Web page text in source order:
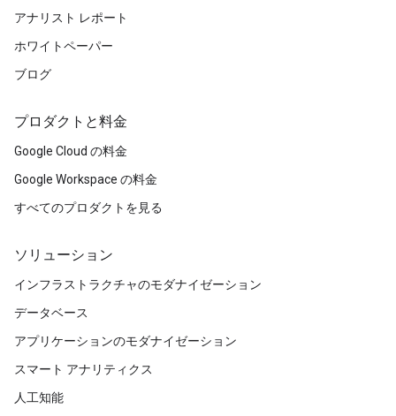
アナリスト レポート
ホワイトペーパー
ブログ
プロダクトと料金
Google Cloud の料金
Google Workspace の料金
すべてのプロダクトを見る
ソリューション
インフラストラクチャのモダナイゼーション
データベース
アプリケーションのモダナイゼーション
スマート アナリティクス
人工知能